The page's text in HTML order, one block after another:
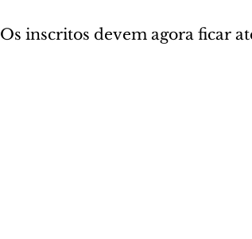
Os inscritos devem agora ficar